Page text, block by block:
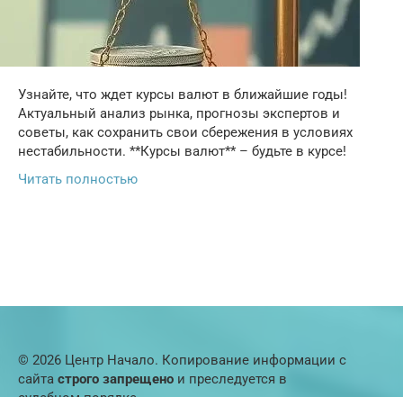
Узнайте, что ждет курсы валют в ближайшие годы!
Актуальный анализ рынка, прогнозы экспертов и
советы, как сохранить свои сбережения в условиях
нестабильности. **Курсы валют** – будьте в курсе!
Читать полностью
© 2026 Центр Начало. Копирование информации с
сайта строго запрещено и преследуется в